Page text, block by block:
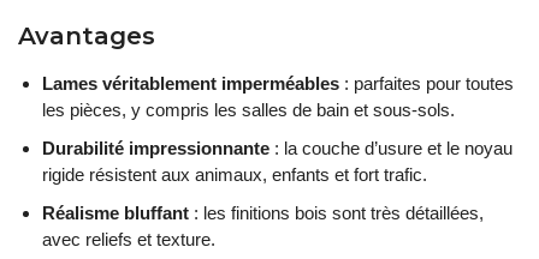
Avantages
Lames véritablement imperméables : parfaites pour toutes
les pièces, y compris les salles de bain et sous-sols.
Durabilité impressionnante : la couche d’usure et le noyau
rigide résistent aux animaux, enfants et fort trafic.
Réalisme bluffant : les finitions bois sont très détaillées,
avec reliefs et texture.